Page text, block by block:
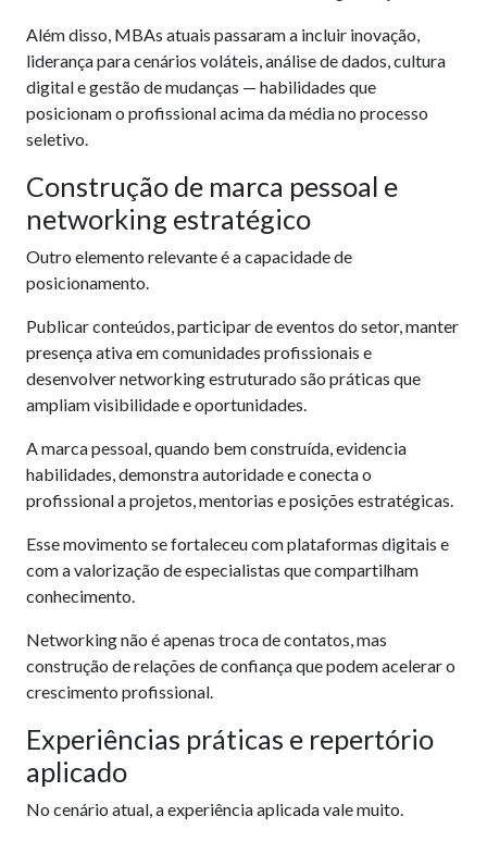
Além disso, MBAs atuais passaram a incluir inovação,
liderança para cenários voláteis, análise de dados, cultura
digital e gestão de mudanças — habilidades que
posicionam o profissional acima da média no processo
seletivo.
Construção de marca pessoal e
networking estratégico
Outro elemento relevante é a capacidade de
posicionamento.
Publicar conteúdos, participar de eventos do setor, manter
presença ativa em comunidades profissionais e
desenvolver networking estruturado são práticas que
ampliam visibilidade e oportunidades.
A marca pessoal, quando bem construída, evidencia
habilidades, demonstra autoridade e conecta o
profissional a projetos, mentorias e posições estratégicas.
Esse movimento se fortaleceu com plataformas digitais e
com a valorização de especialistas que compartilham
conhecimento.
Networking não é apenas troca de contatos, mas
construção de relações de confiança que podem acelerar o
crescimento profissional.
Experiências práticas e repertório
aplicado
No cenário atual, a experiência aplicada vale muito.